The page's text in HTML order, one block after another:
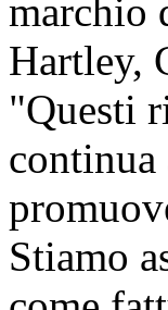
marchio
Hartley,
"Questi
continua
Stiamo